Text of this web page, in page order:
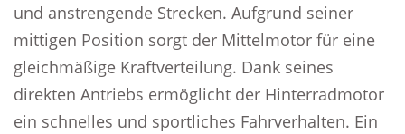
und anstrengende Strecken. Aufgrund seiner
mittigen Position sorgt der Mittelmotor für eine
gleichmäßige Kraftverteilung. Dank seines
direkten Antriebs ermöglicht der Hinterradmotor
ein schnelles und sportliches Fahrverhalten. Ein